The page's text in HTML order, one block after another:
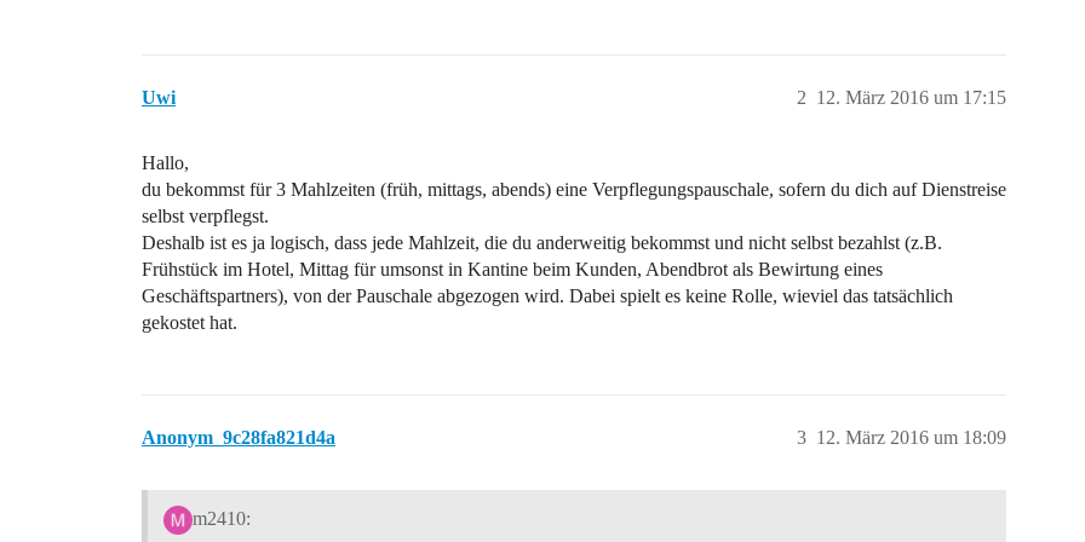
Uwi 12. März 2016 um 17:15
2
Hallo,
du bekommst für 3 Mahlzeiten (früh, mittags, abends) eine Verpflegungspauschale, sofern du dich auf Dienstreise
selbst verpflegst.
Deshalb ist es ja logisch, dass jede Mahlzeit, die du anderweitig bekommst und nicht selbst bezahlst (z.B.
Frühstück im Hotel, Mittag für umsonst in Kantine beim Kunden, Abendbrot als Bewirtung eines
Geschäftspartners), von der Pauschale abgezogen wird. Dabei spielt es keine Rolle, wieviel das tatsächlich
gekostet hat.
Anonym_9c28fa821d4a 12. März 2016 um 18:09
3
m2410: